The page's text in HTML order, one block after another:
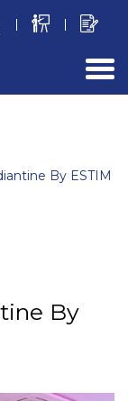
By ESTIM
By